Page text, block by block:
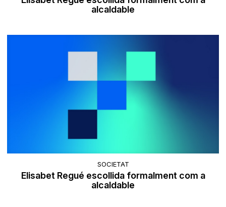
alcaldable
SOCIETAT
Elisabet Regué escollida formalment com a
alcaldable